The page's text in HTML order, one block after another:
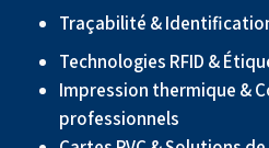
Traçabilité &
Technologies RFID &
Impression thermique &
professionnels